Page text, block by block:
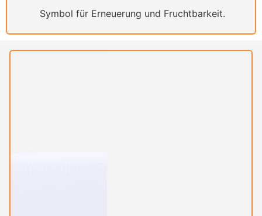
Symbol für Erneuerung und Fruchtbarkeit.